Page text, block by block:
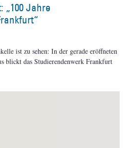
„100 Jahre
ist zu sehen: In der gerade eröffneten
blickt das Studierendenwerk Frankfurt